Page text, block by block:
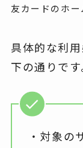
友カードのホー
具体的な利
下の通りです
・対象の